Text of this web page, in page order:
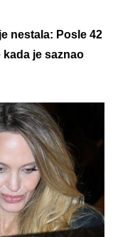
nestala: Posle 42
je saznao